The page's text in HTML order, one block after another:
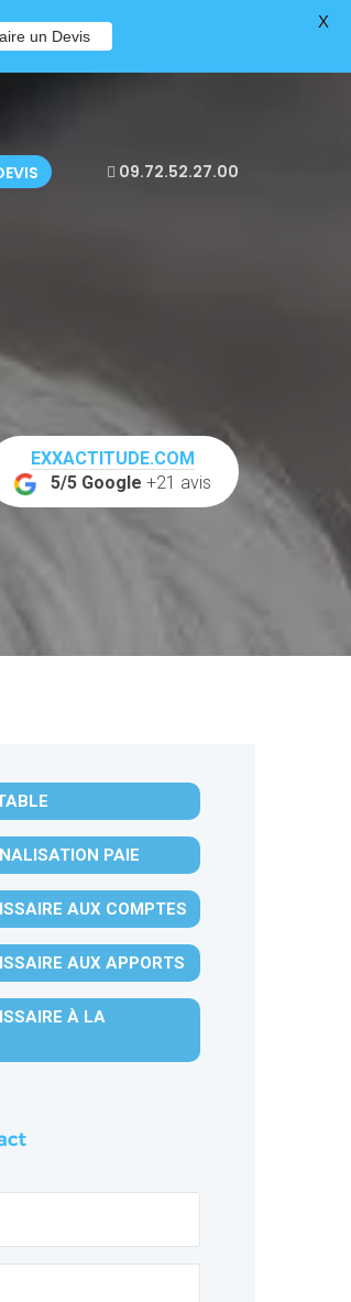
09.72.52.27.00
EXXACTITUDE.COM
5/5 Google +21 avis
PAIE
AUX COMPTES
AUX APPORTS
À LA
un Devis
X